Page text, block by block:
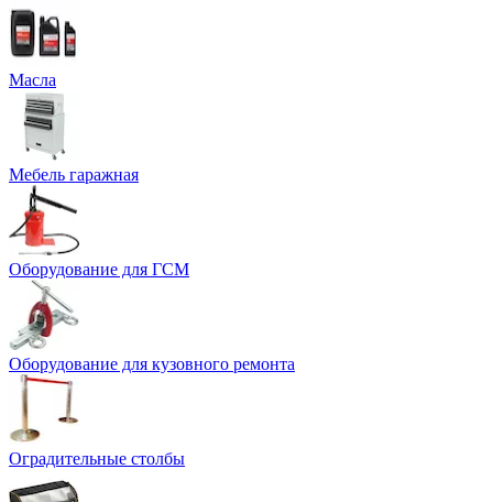
Масла
Мебель гаражная
Оборудование для ГСМ
Оборудование для кузовного ремонта
Оградительные столбы